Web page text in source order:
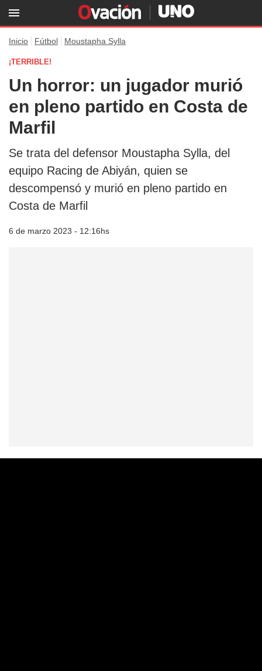
Inicio Fútbol Moustapha Sylla
¡TERRIBLE!
Un horror: un jugador murió
en pleno partido en Costa de
Marfil
Se trata del defensor Moustapha Sylla, del
equipo Racing de Abiyán, quien se
descompensó y murió en pleno partido en
Costa de Marfil
6 de marzo 2023 - 12:16hs